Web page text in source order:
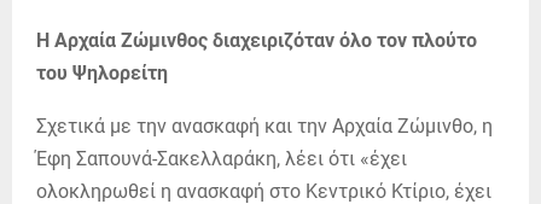
Η Αρχαία Ζώμινθος διαχειριζόταν όλο τον πλούτο
του Ψηλορείτη
Σχετικά με την ανασκαφή και την Αρχαία Ζώμινθο, η
Έφη Σαπουνά-Σακελλαράκη, λέει ότι «έχει
ολοκληρωθεί η ανασκαφή στο Κεντρικό Κτίριο, έχει